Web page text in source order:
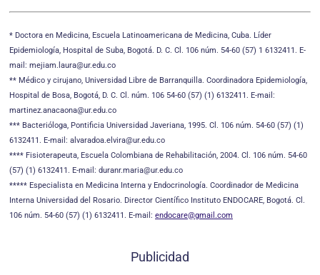
* Doctora en Medicina, Escuela Latinoamericana de Medicina, Cuba. Líder
Epidemiología, Hospital de Suba, Bogotá. D. C. Cl. 106 núm. 54-60 (57) 1 6132411. E-
mail: mejiam.laura@ur.edu.co
** Médico y cirujano, Universidad Libre de Barranquilla. Coordinadora Epidemiología,
Hospital de Bosa, Bogotá, D. C. Cl. núm. 106 54-60 (57) (1) 6132411. E-mail:
martinez.anacaona@ur.edu.co
*** Bacterióloga, Pontificia Universidad Javeriana, 1995. Cl. 106 núm. 54-60 (57) (1)
6132411. E-mail: alvaradoa.elvira@ur.edu.co
**** Fisioterapeuta, Escuela Colombiana de Rehabilitación, 2004. Cl. 106 núm. 54-60
(57) (1) 6132411. E-mail: duranr.maria@ur.edu.co
***** Especialista en Medicina Interna y Endocrinología. Coordinador de Medicina
Interna Universidad del Rosario. Director Científico Instituto ENDOCARE, Bogotá. Cl.
106 núm. 54-60 (57) (1) 6132411. E-mail: endocare@gmail.com
Publicidad